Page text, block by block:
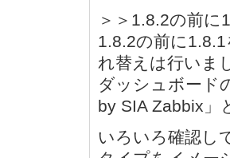
＞＞1.8.2の前
1.8.2の前に
れ替えは行いま
ダッシュボード
by SIA Zabbix」
いろいろ確認し